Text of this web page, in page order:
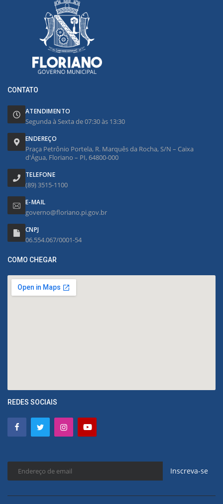
CONTATO
ATENDIMENTO
Segunda à Sexta de 07:30 às 13:30
ENDEREÇO
Praça Petrônio Portela, R. Marquês da Rocha, S/N – Caixa
d'Água, Floriano – PI, 64800-000
TELEFONE
(89) 3515-1100
E-MAIL
governo@floriano.pi.gov.br
CNPJ
06.554.067/0001-54
COMO CHEGAR
REDES SOCIAIS
Inscreva-se